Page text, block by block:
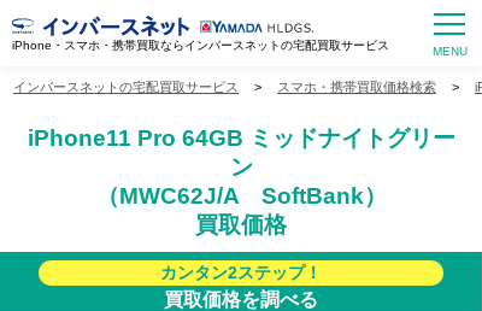
iPhone・スマホ・携帯買取ならインバースネットの宅配買取サービス
インバースネットの宅配買取サービス > スマホ・携帯買取価格検索 >
iPhone11 Pro 64GB ミッドナイトグリー
ン
（MWC62J/A SoftBank）
買取価格
カンタン2ステップ！
買取価格を調べる